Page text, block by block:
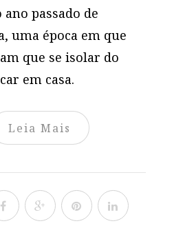
ano passado de
uma época em que
que se isolar do
em casa.
Leia Mais